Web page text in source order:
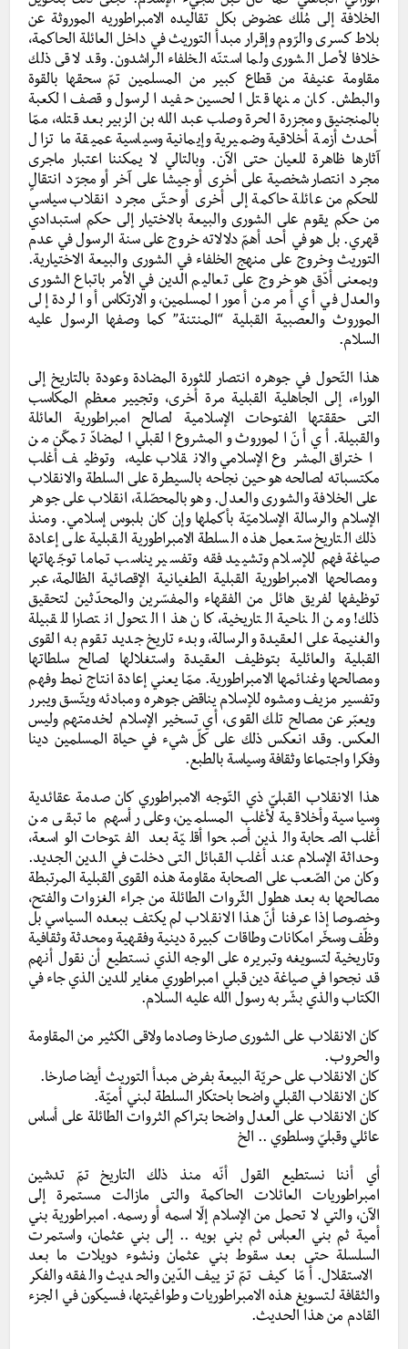
الخلافة إلى مُلك عضوض بكل تقاليده الامبراطوريه الموروثة عن
بلاط كسرى والرّوم وإقرار مبدأ التوريث في داخل العائلة الحاكمة،
خلافا لأصل الشورى ولما استنّه الخلفاء الراشدون. وقد لاقى ذلك
مقاومة عنيفة من قطاع كبير من المسلمين تمّ سحقها بالقوة
والبطش. كان منها قتل الحسين حفيد الرسول وقصف الكعبة
بالمنجنيق ومجزرة الحرة وصلب عبد الله بن الزبير بعد قتله، ممّا
أحدث أزمة أخلاقية وضميرية وإيمانية وسياسية عميقة ما تزال
آثارها ظاهرة للعيان حتى الآن. وبالتالي لا يمكننا اعتبار ماجرى
مجرد انتصار شخصية على أخرى أو جيشا على آخر أو مجرّد انتقالٍ
للحكم من عائلة حاكمة إلى أخرى أو حتّى مجرد انقلاب سياسي
من حكم يقوم على الشورى والبيعة بالاختيار إلى حكم استبدادي
قهري. بل هو في أحد أهمّ دلالاته خروج على سنة الرسول في عدم
التوريث وخروج على منهج الخلفاء في الشورى والبيعة الاختيارية.
وبمعنى أدّق هو خروج على تعاليم الدين في الأمر باتباع الشورى
والعدل في أي أمر من أمور المسلمين، والارتكاس أو الردة إلى
الموروث والعصبية القبلية “المنتنة” كما وصفها الرسول عليه
السلام.
هذا التّحول في جوهره انتصار للثورة المضادة وعودة بالتاريخ إلى
الوراء، إلى الجاهلية القبلية مرة أخرى، وتجيير معظم المكاسب
التى حققتها الفتوحات الإسلامية لصالح امبراطورية العائلة
والقبيلة. أي أنّ الموروث والمشروع القبلي المضادّ تمكّن من
اختراق المشروع الإسلامي والانقلاب عليه، وتوظيف أغلب
مكتسباته لصالحه هو حين نجاحه بالسيطرة على السلطة والانقلاب
على الخلافة والشورى والعدل. وهو بالمحصّلة، انقلاب على جوهر
الإسلام والرسالة الإسلاميّة بأكملها وإن كان بلبوس إسلامي. ومنذ
ذلك التاريخ ستعمل هذه السلطة الامبراطورية القبلية على إعادة
صياغة فهم للإسلام وتشييد فقه وتفسير يناسب تماما توجّهاتها
ومصالحها الامبراطورية القبلية الطغيانية الإقصائية الظالمة، عبر
توظيفها لفريق هائل من الفقهاء والمفسّرين والمحدّثين لتحقيق
ذلك! ومن الناحية التاريخية، كان هذا التحول انتصارا للقبيلة
والغنيمة على العقيدة والرسالة، وبدء تاريخ جديد تقوم به القوى
القبلية والعائلية بتوظيف العقيدة واستغلالها لصالح سلطاتها
ومصالحها وغنائمها الامبراطورية. ممّا يعني إعادة انتاج نمط وفهم
وتفسير مزيف ومشوه للإسلام يناقض جوهره ومبادئه ويتّسق ويبرر
ويعبّر عن مصالح تلك القوى، أي تسخير الإسلام لخدمتهم وليس
العكس. وقد انعكس ذلك على كلّ شيء في حياة المسلمين دينا
وفكرا واجتماعا وثقافة وسياسة بالطبع.
هذا الانقلاب القبليّ ذي التّوجه الامبراطوري كان صدمة عقائدية
وسياسية وأخلاقية لأغلب المسلمين، وعلى رأسهم ما تبقى من
أغلب الصحابة والذين أصبحوا أقليّة بعد الفتوحات الواسعة،
وحداثة الإسلام عند أغلب القبائل التى دخلت في الدين الجديد.
وكان من الصّعب على الصحابة مقاومة هذه القوى القبلية المرتبطة
مصالحها به بعد هطول الثّروات الطائلة من جراء الغزوات والفتح،
وخصوصا إذا عرفنا أنّ هذا الانقلاب لم يكتف ببعده السياسي بل
وظّف وسخّر امكانات وطاقات كبيرة دينية وفقهية ومحدثة وثقافية
وتاريخية لتسويغه وتبريره على الوجه الذي نستطيع أن نقول أنهم
قد نجحوا في صياغة دين قبلي امبراطوري مغاير للدين الذي جاء في
الكتاب والذي بشّر به رسول الله عليه السلام.
كان الانقلاب على الشورى صارخا وصادما ولاقى الكثير من المقاومة
والحروب.
كان الانقلاب على حريّة البيعة بفرض مبدأ التوريث أيضا صارخا.
كان الانقلاب القبلي واضحا باحتكار السلطة لبني أميّة.
كان الانقلاب على العدل واضحا بتراكم الثروات الطائلة على أساس
عائلي وقبليّ وسلطوي .. الخ
أي أننا نستطيع القول أنّه منذ ذلك التاريخ تمّ تدشين
امبراطوريات العائلات الحاكمة والتى مازالت مستمرة إلى
الآن، والتي لا تحمل من الإسلام إلّا اسمه أو رسمه. امبراطورية بني
أمية ثم بني العباس ثم بني بويه .. إلى بني عثمان، واستمرت
السلسلة حتى بعد سقوط بني عثمان ونشوء دويلات ما بعد
الاستقلال. أمّا كيف تمّ تزييف الدّين والحديث والفقه والفكر
والثقافة لتسويغ هذه الامبراطوريات وطواغيتها، فسيكون في الجزء
القادم من هذا الحديث.